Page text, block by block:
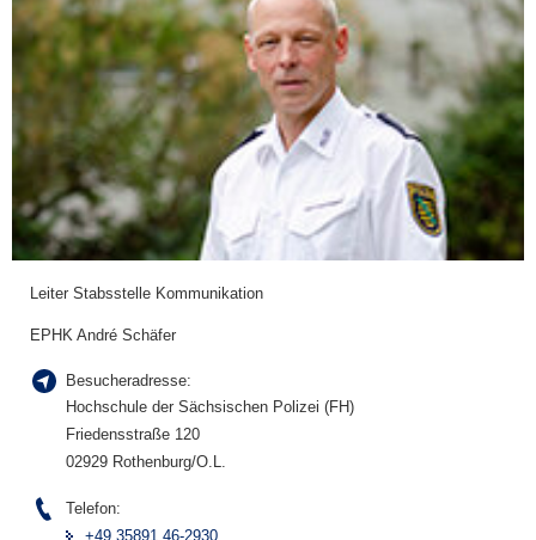
Leiter Stabsstelle Kommunikation
EPHK André Schäfer
Besucheradresse:
Hochschule der Sächsischen Polizei (FH)
Friedensstraße 120
02929 Rothenburg/O.L.
Telefon:
+49 35891 46-2930